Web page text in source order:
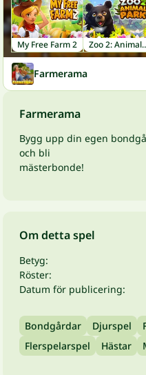
My Free Farm 2 Zoo 2:
Farmerama
Farmerama
Bygg upp din egen
och bli
mästerbonde!
Om detta spel
Betyg:
Röster:
Datum för publicering:
Bondgårdar Djurspel
Flerspelarspel
Hästar